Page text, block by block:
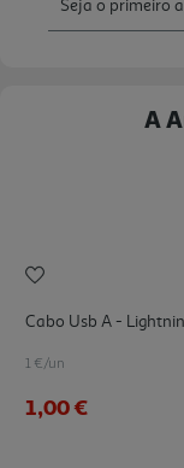
A
Cabo Usb A -
1 €/un
1,00 €